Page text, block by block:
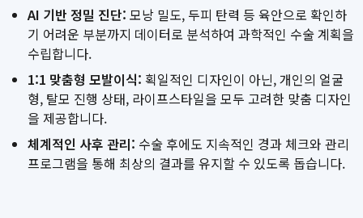
AI 기반 정밀 진단: 모낭 밀도, 두피 탄력 등 육안으로 확인하
기 어려운 부분까지 데이터로 분석하여 과학적인 수술 계획을
수립합니다.
1:1 맞춤형 모발이식: 획일적인 디자인이 아닌, 개인의 얼굴
형, 탈모 진행 상태, 라이프스타일을 모두 고려한 맞춤 디자인
을 제공합니다.
체계적인 사후 관리: 수술 후에도 지속적인 경과 체크와 관리
프로그램을 통해 최상의 결과를 유지할 수 있도록 돕습니다.